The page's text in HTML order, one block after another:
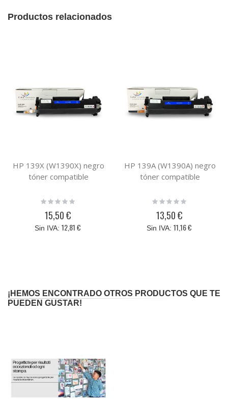
Productos relacionados
HP 139X (W1390X) negro
tóner compatible
Rating:
15,50 €
12,81 €
HP 139A (W1390A) negro
tóner compatible
Rating:
13,50 €
11,16 €
¡HEMOS ENCONTRADO OTROS PRODUCTOS QUE TE
PUEDEN GUSTAR!